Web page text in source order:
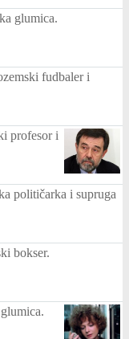
glumica.
fudbaler i
profesor i
političarka i supruga
bokser.